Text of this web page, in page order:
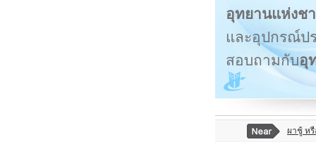
อุทยานแห่งช
และอุปกรณ์ป
สอบถามกับอุ
ผาชู้ ห